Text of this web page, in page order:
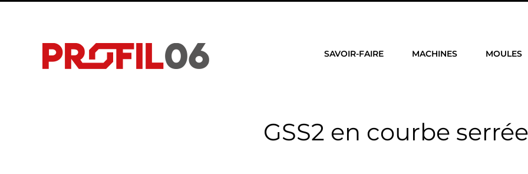
SAVOIR-FAIRE MACHINES MOULES
GSS2 en courbe serrée